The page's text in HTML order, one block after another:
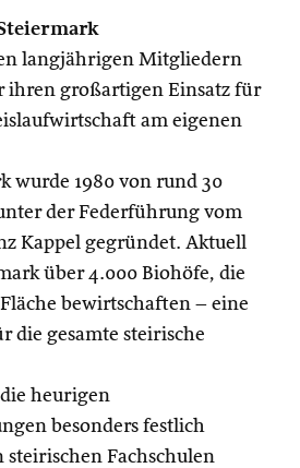
langjährigen Mitgliedern
ihren großartigen Einsatz für
am eigenen
wurde 1980 von rund 30
der Federführung vom
Kappel gegründet. Aktuell
über 4.000 Biohöfe, die
bewirtschaften – eine
die gesamte steirische
heurigen
besonders festlich
steirischen Fachschulen